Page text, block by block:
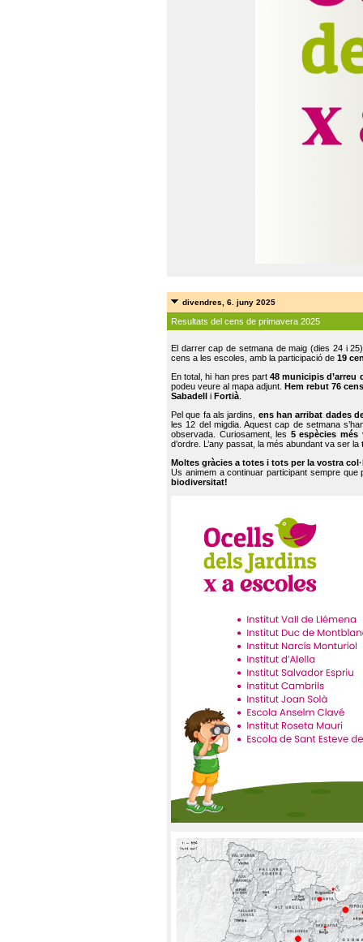
divendres, 6. juny 2025
Resultats del cens de primavera 2025
El darrer cap de setmana de maig (dies 24 i
cens a les escoles, amb la participació de 19
En total, hi han pres part48 municipis d’arreu
podeu veure al mapa adjunt. Hem rebut 76
Sabadell
i Fortià.
Pel que fa als jardins, ens han arribat dades
les 12 del migdia. Aquest cap de setmana
observada. Curiosament, les 5 espècies més
d’ordre. L’any passat, la més abundant va ser la
Moltes gràcies a totes i tots per la vostra
Us animem a continuar participant sempre que
biodiversitat!